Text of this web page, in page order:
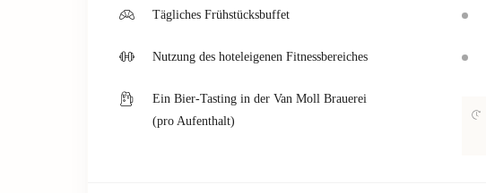
Tägliches Frühstücksbuffet
Nutzung des hoteleigenen Fitnessbereiches
Ein Bier-Tasting in der Van Moll Brauerei
(pro Aufenthalt)